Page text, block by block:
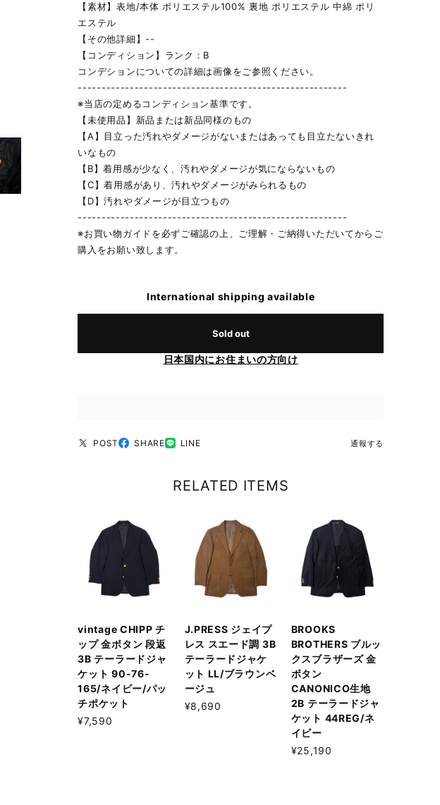
【素材】表地/本体 ポリエステル100% 裏地 ポリエステル 中綿 ポリ
エステル
【その他詳細】--
【コンディション】ランク：B
コンデションについての詳細は画像をご参照ください。
---------------------------------------------------------
※当店の定めるコンディション基準です。
【未使用品】新品または新品同様のもの
【A】目立った汚れやダメージがないまたはあっても目立たないきれ
いなもの
【B】着用感が少なく、汚れやダメージが気にならないもの
【C】着用感があり、汚れやダメージがみられるもの
【D】汚れやダメージが目立つもの
---------------------------------------------------------
※お買い物ガイドを必ずご確認の上、ご理解・ご納得いただいてからご
購入をお願い致します。
International shipping available
Sold out
日本国内にお住まいの方向け
POST SHARE LINE 通報する
RELATED ITEMS
vintage CHIPP チ
ップ 金ボタン 段返
3B テーラードジャ
ケット 90-76-
165/ネイビー/パッ
チポケット
¥7,590
J.PRESS ジェイプ
レス スエード調 3B
テーラードジャケ
ット LL/ブラウンベ
ージュ
¥8,690
BROOKS
BROTHERS ブルッ
クスブラザーズ 金
ボタン
CANONICO生地
2B テーラードジャ
ケット 44REG/ネ
イビー
¥25,190